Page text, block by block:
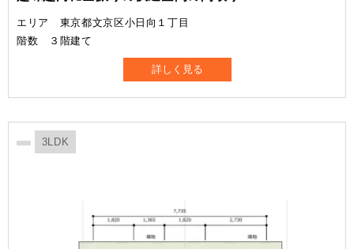
エリア 東京都文京区小日向１丁目
階数 ３階建て
詳しく見る
3LDK